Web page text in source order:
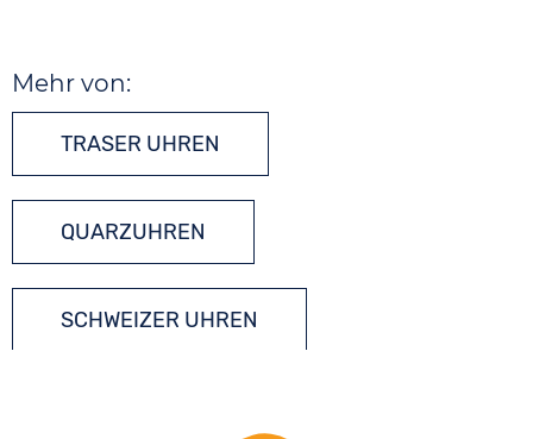
Mehr von:
TRASER UHREN
QUARZUHREN
SCHWEIZER UHREN